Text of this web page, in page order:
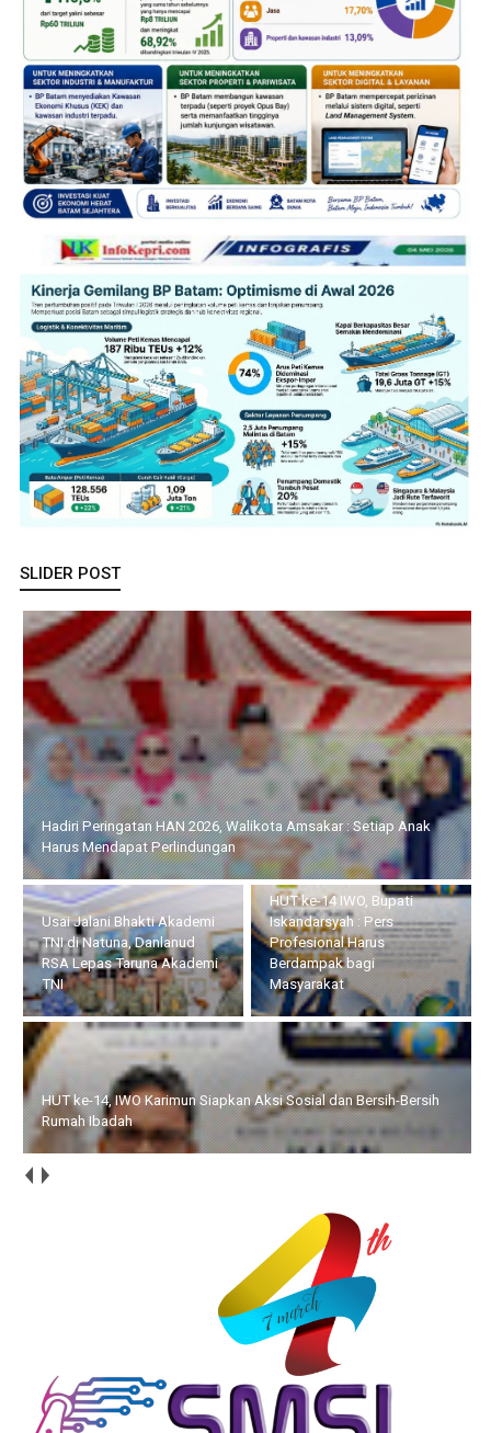
SLIDER POST
Hadiri Peringatan HAN 2026, Walikota Amsakar : Setiap Anak
Harus Mendapat Perlindungan
Usai Jalani Bhakti Akademi
TNI di Natuna, Danlanud
RSA Lepas Taruna Akademi
TNI
HUT ke-14 IWO, Bupati
Iskandarsyah : Pers
Profesional Harus
Berdampak bagi
Masyarakat
HUT ke-14, IWO Karimun Siapkan Aksi Sosial dan Bersih-Bersih
Rumah Ibadah